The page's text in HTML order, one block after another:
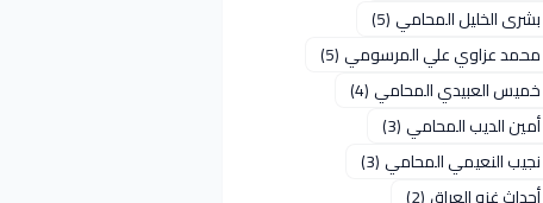
بشرى الخليل المحامي (5)
محمد عزاوي علي المرسومي (5)
خميس العبيدي المحامي (4)
أمين الديب المحامي (3)
نجيب النعيمي المحامي (3)
أحداث غزو العراق(2)